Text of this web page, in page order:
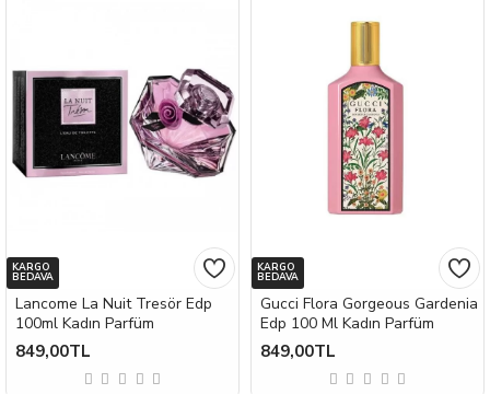
KARGO
BEDAVA
Lancome La Nuit Tresör Edp
100ml Kadın Parfüm
849,00TL
KARGO
BEDAVA
Gucci Flora Gorgeous Gardenia
Edp 100 Ml Kadın Parfüm
849,00TL